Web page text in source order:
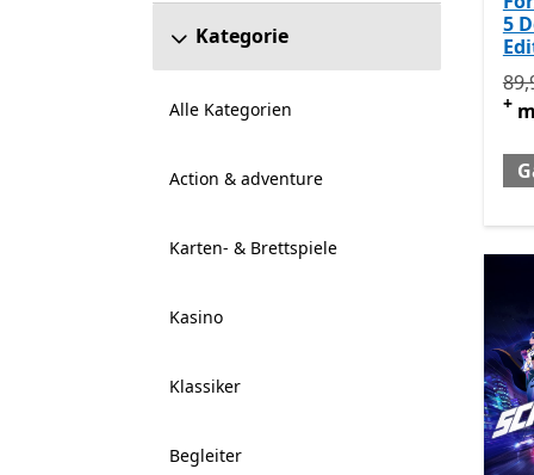
Kategorie
Alle Kategorien
Action & adventure
Karten- & Brettspiele
Kasino
Klassiker
Begleiter
5
+